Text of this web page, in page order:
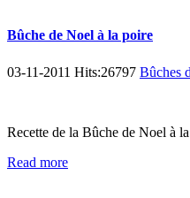
Bûche de Noel à la poire
03-11-2011 Hits:26797 Bûches
Recette de la Bûche de Noel à
Read more